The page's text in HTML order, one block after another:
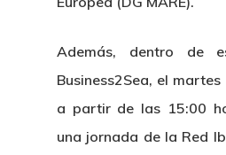
Además, dentro de
Business2Sea, el
a partir de las 15:00
una jornada de la Red